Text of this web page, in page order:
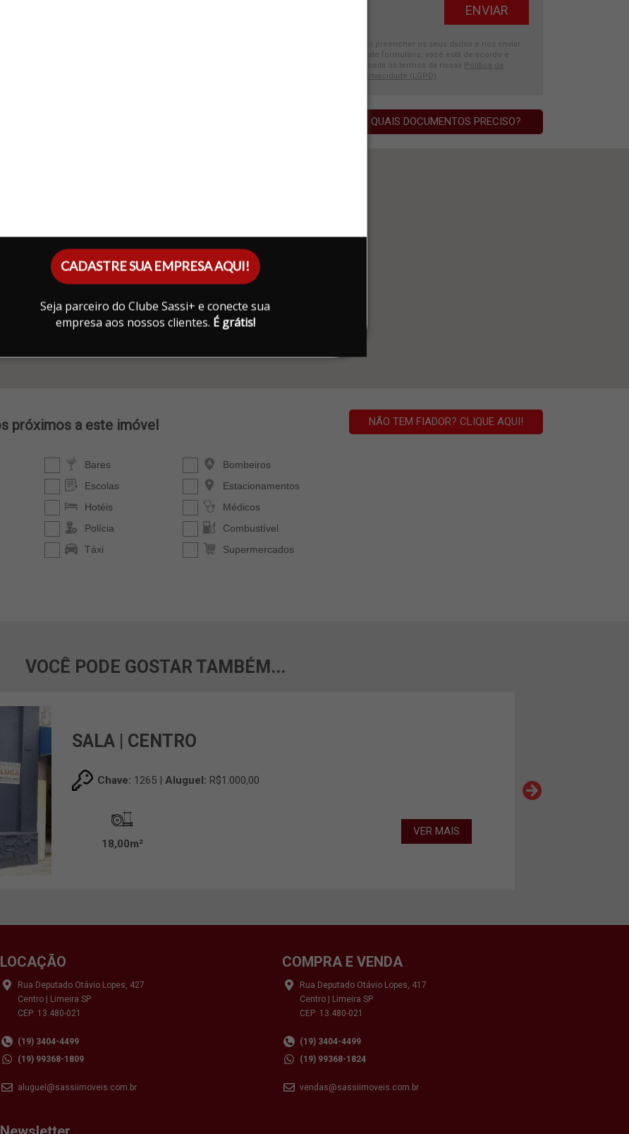
CADASTRE SUA EMPRESA AQUI!
Seja parceiro do Clube Sassi+ e conecte sua
empresa aos nossos clientes. É grátis!
Ao preencher os seus dados e nos enviar
este formulário, você está de acordo e
aceita os termos da nossa
Política de
Privacidade (LGPD)
QUAIS DOCUMENTOS PRECISO?
VOCÊ PODE GOSTAR TAMBÉM...
SALA | CENTRO
Chave: 1265 |Aluguel: R$1.000,00
18,00m²
VER MAIS
LOCAÇÃO
Rua Deputado Otávio Lopes, 427
Centro | Limeira SP
CEP: 13.480-021
(19) 3404-4499
(19) 99368-1809
aluguel@sassiimoveis.com.br
COMPRA E VENDA
Rua Deputado Otávio Lopes, 417
Centro | Limeira SP
CEP: 13.480-021
(19) 3404-4499
(19) 99368-1824
vendas@sassiimoveis.com.br